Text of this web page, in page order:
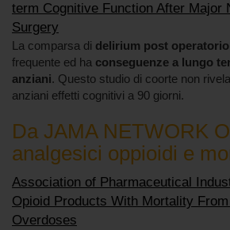
term Cognitive Function After Major
Surgery
La comparsa di delirium post operatorio
frequente ed ha conseguenze a lungo
anziani. Questo studio di coorte non
anziani effetti cognitivi a 90 giorni.
Da JAMA NETWORK
analgesici oppioidi e
Association of Pharmaceutical
Opioid Products With Mortality
Overdoses